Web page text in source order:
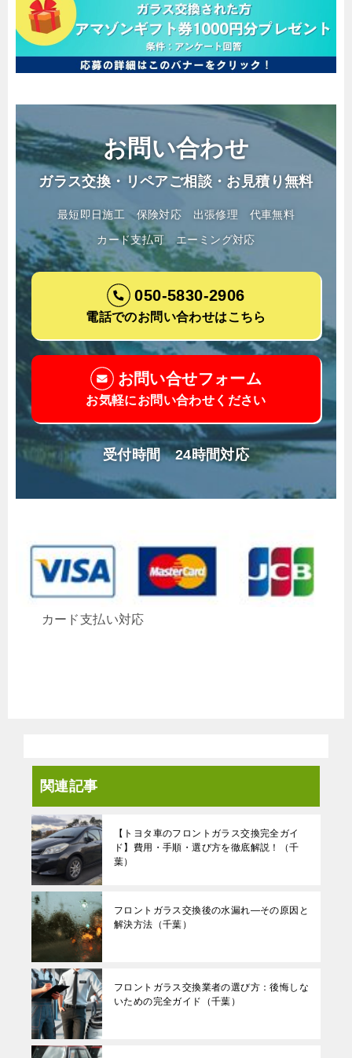
お問い合わせ
ガラス交換・リペアご相談・お見積り無料
最短即日施工 保険対応 出張修理
代車無料
カード支払可
エーミング対応
050-5830-2906
電話でのお問い合わせはこちら
お問い合せフォーム
お気軽にお問い合わせください
受付時間 24時間対応
カード支払い対応
関連記事
【トヨタ車のフロントガラス交換完全ガイ
ド】費用・手順・選び方を徹底解説！（千
葉）
フロントガラス交換後の水漏れ—その原因と
解決方法（千葉）
フロントガラス交換業者の選び方：後悔しな
いための完全ガイド（千葉）